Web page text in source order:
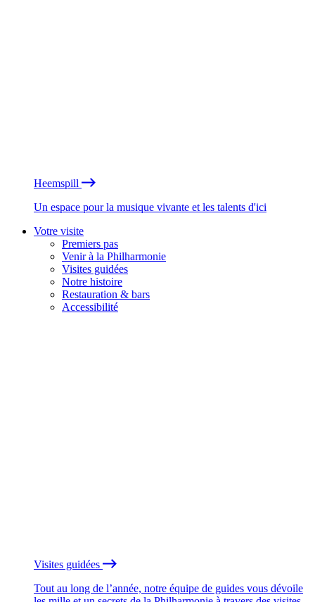
Heemspill
Un espace pour la musique vivante et les talents d'ici
Votre visite
Premiers pas
Venir à la Philharmonie
Visites guidées
Notre histoire
Restauration & bars
Accessibilité
Visites guidées
Tout au long de l’année, notre équipe de guides vous dévoile